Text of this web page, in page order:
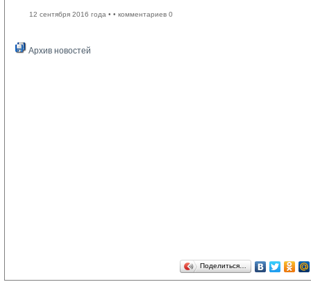
12 сентября 2016 года • • комментариев 0
Архив новостей
Поделиться…